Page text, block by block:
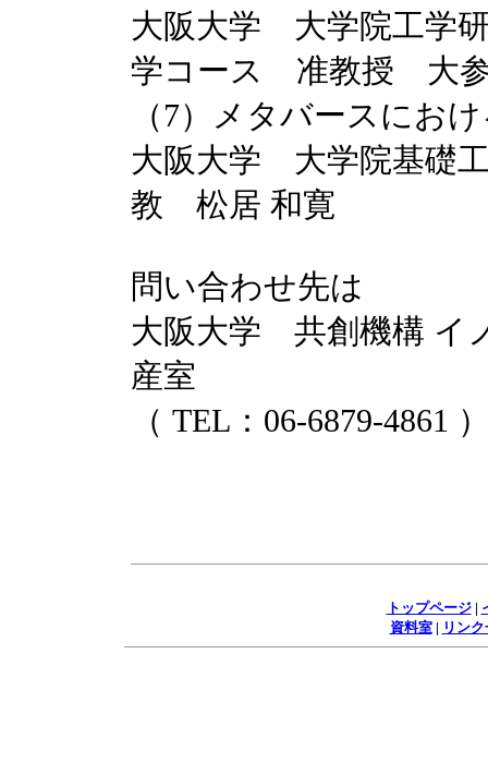
大阪大学 大学院工学
学コース 准教授 大
（7）メタバースにお
大阪大学 大学院基礎
教 松居 和寛
問い合わせ先は
大阪大学 共創機構 イ
産室
（ TEL：06-6879-4861
トップページ|
資料室| リン